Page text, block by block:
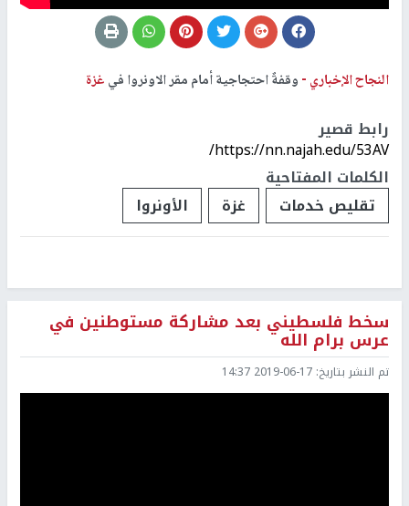
النجاح الإخباري -وقفةٌ احتجاجية أمام مقر الاونروا فيغزة
رابط قصير
https://nn.najah.edu/53AV/
الكلمات المفتاحية
تقليص خدمات
غزة الأونروا
سخط فلسطيني بعد مشاركة مستوطنين في
عرس برام الله
تم النشر بتاريخ: 2019-06-17 14:37